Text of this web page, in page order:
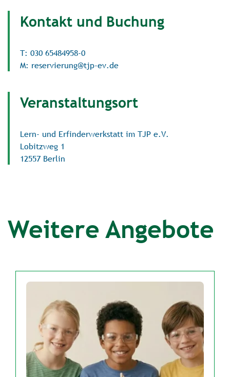
Kontakt und Buchung
T: 030 65484958-0
M: reservierung@tjp-ev.de
Veranstaltungsort
Lern- und Erfinderwerkstatt im TJP e.V.
Lobitzweg 1
12557 Berlin
Weitere Angebote